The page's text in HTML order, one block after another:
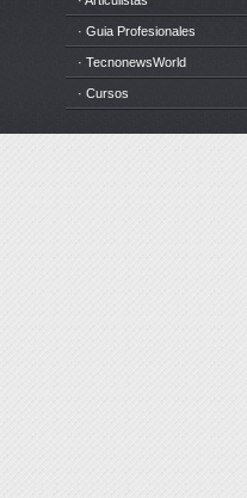
· Guia Profesionales
· TecnonewsWorld
· Cursos